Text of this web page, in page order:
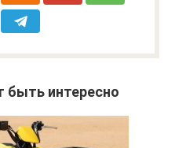
интересно